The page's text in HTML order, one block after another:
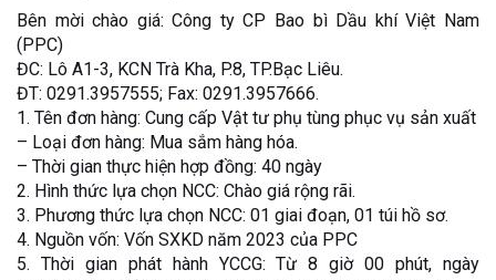
Bên mời chào giá: Công ty CP Bao bì Dầu khí Việt Nam
(PPC)
ĐC: Lô A1-3, KCN Trà Kha, P.8, TP.Bạc Liêu.
ĐT: 0291.3957555; Fax: 0291.3957666.
1. Tên đơn hàng: Cung cấp Vật tư phụ tùng phục vụ sản xuất
– Loại đơn hàng: Mua sắm hàng hóa.
– Thời gian thực hiện hợp đồng: 40 ngày
2. Hình thức lựa chọn NCC: Chào giá rộng rãi.
3. Phương thức lựa chọn NCC: 01 giai đoạn, 01 túi hồ sơ.
4. Nguồn vốn: Vốn SXKD năm 2023 của PPC
5. Thời gian phát hành YCCG: Từ 8 giờ 00 phút, ngày